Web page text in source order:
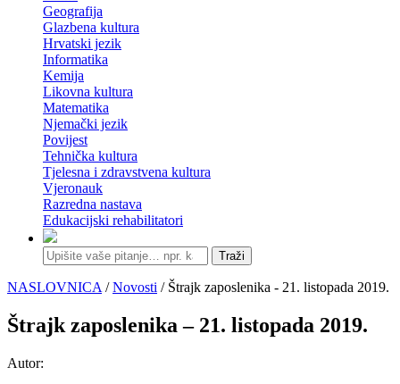
Geografija
Glazbena kultura
Hrvatski jezik
Informatika
Kemija
Likovna kultura
Matematika
Njemački jezik
Povijest
Tehnička kultura
Tjelesna i zdravstvena kultura
Vjeronauk
Razredna nastava
Edukacijski rehabilitatori
Traži
NASLOVNICA /Novosti / Štrajk zaposlenika - 21. listopada 2019.
Štrajk zaposlenika – 21. listopada 2019.
Autor: